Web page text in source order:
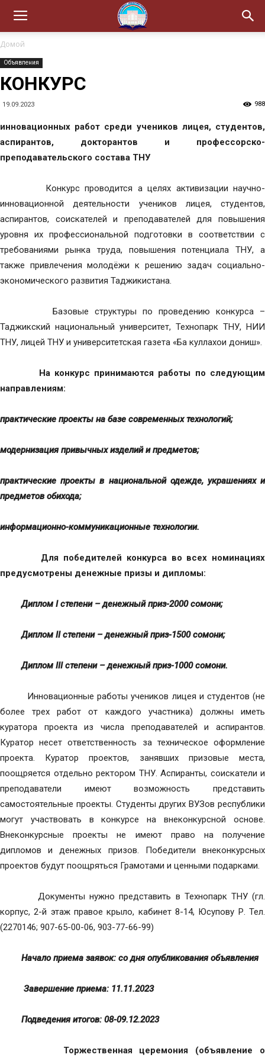
Домой
Объявления
КОНКУРС
19.09.2023 988
инновационных работ среди учеников лицея, студентов,
аспирантов, докторантов и профессорско-
преподавательского состава ТНУ
Конкурс проводится а целях активизации научно-
инновационной деятельности учеников лицея, студентов,
аспирантов, соискателей и преподавателей для повышения
уровня их профессиональной подготовки в соответствии с
требованиями рынка труда, повышения потенциала ТНУ, а
также привлечения молодёжи к решению задач социально-
экономического развития Таджикистана.
Базовые структуры по проведению конкурса –
Таджикский национальный университет, Технопарк ТНУ, НИИ
ТНУ, лицей ТНУ и университетская газета «Ба куллахои дониш».
На конкурс принимаются работы по следующим
направлениям:
практические проекты на базе современных технологий;
модернизация привычных изделий и предметов;
практические проекты в национальной одежде, украшениях и
предметов обихода;
информационно-коммуникационные технологии.
Для победителей конкурса во всех номинациях
предусмотрены денежные призы и дипломы:
Диплом I степени – денежный приз-2000 сомони;
Диплом II степени – денежный приз-1500 сомони;
Диплом III степени – денежный приз-1000 сомони.
Инновационные работы учеников лицея и студентов (не
более трех работ от каждого участника) должны иметь
куратора проекта из числа преподавателей и аспирантов.
Куратор несет ответственность за техническое оформление
проекта. Куратор проектов, занявших призовые места,
поощряется отдельно ректором ТНУ. Аспиранты, соискатели и
преподаватели имеют возможность представить
самостоятельные проекты. Студенты других ВУЗов республики
могут участвовать в конкурсе на внеконкурсной основе.
Внеконкурсные проекты не имеют право на получение
дипломов и денежных призов. Победители внеконкурсных
проектов будут поощряться Грамотами и ценными подарками.
Документы нужно представить в Технопарк ТНУ (гл.
корпус, 2-й этаж правое крыло, кабинет 8-14, Юсупову Р. Тел.
(2270146; 907-65-00-06, 903-77-66-99)
Начало приема заявок: со дня опубликования объявления
Завершение приема: 11.11.2023
Подведения итогов: 08-09.12.2023
Торжественная церемония (объявление о